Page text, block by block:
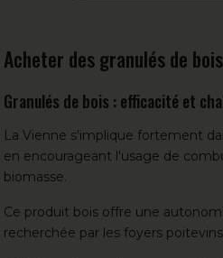
Acheter des granulés de
Granulés de bois : efficacité et
La Vienne s'implique fortement
en encourageant l'usage de
biomasse.
Ce produit bois offre une
recherchée par les foyers